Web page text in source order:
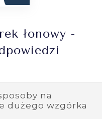
łonowy -
na
dużego wzgórka